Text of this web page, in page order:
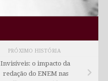
PRÓXIMO HISTÓRIA
Invisíveis: o impacto da
redação do ENEM nas